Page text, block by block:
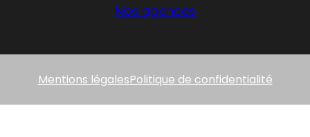
Nos agences
Mentions légalesPolitique de confidentialité